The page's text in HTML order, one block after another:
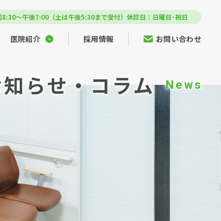
～午後7:00（土は午後5:30まで受付） 休診日：日曜日･祝日
医院紹介 採用情報 お問い合わせ
らせ・コラム News